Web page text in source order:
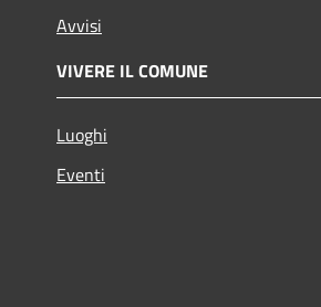
Avvisi
VIVERE IL COMUNE
Luoghi
Eventi